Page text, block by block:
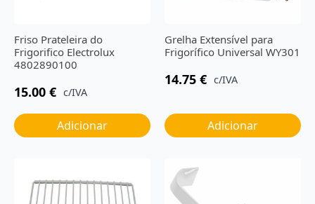
Friso Prateleira do
Frigorifico Electrolux
4802890100
15.00 € c/IVA
Adicionar
Grelha Extensível para
Frigorífico Universal WY301
14.75 € c/IVA
Adicionar